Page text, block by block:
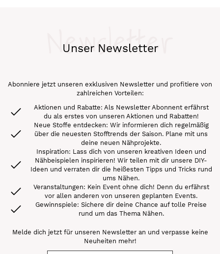
Unser Newsletter
Newsletter
Abonniere jetzt unseren exklusiven Newsletter und profitiere von
zahlreichen Vorteilen:
Aktionen und Rabatte: Als Newsletter Abonnent erfährst
du als erstes von unseren Aktionen und Rabatten!
Neue Stoffe entdecken: Wir informieren dich regelmäßig
über die neuesten Stofftrends der Saison. Plane mit uns
deine neuen Nähprojekte.
Inspiration: Lass dich von unseren kreativen Ideen und
Nähbeispielen inspirieren! Wir teilen mit dir unsere DIY-
Ideen und verraten dir die heißesten Tipps und Tricks rund
ums Nähen.
Veranstaltungen: Kein Event ohne dich! Denn du erfährst
vor allen anderen von unseren geplanten Events.
Gewinnspiele: Sichere dir deine Chance auf tolle Preise
rund um das Thema Nähen.
Melde dich jetzt für unseren Newsletter an und verpasse keine
Neuheiten mehr!